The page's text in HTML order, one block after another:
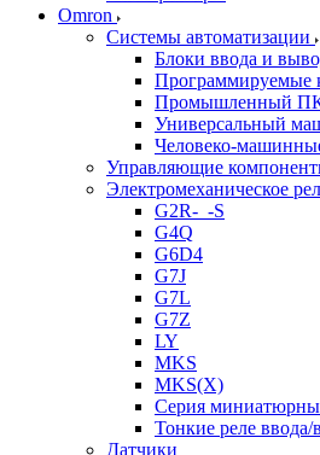
Omron
Системы автоматизации
Блоки ввода и
Программируемые
Промышленный
Универсальный
Человеко-
Управляющие
Электромеханическое
G2R-_-S
G4Q
G6D4
G7J
G7L
G7Z
LY
MKS
MKS(X)
Серия
Тонкие реле
Датчики